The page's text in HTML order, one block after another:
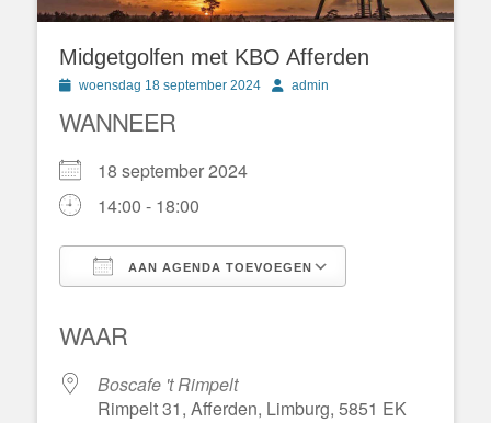
Midgetgolfen met KBO Afferden
Geplaatst
woensdag 18 september 2024 Authoradmin
WANNEER
18 september 2024
14:00 - 18:00
AAN AGENDA TOEVOEGEN
WAAR
Boscafe 't Rimpelt
Rimpelt 31, Afferden, Limburg, 5851 EK